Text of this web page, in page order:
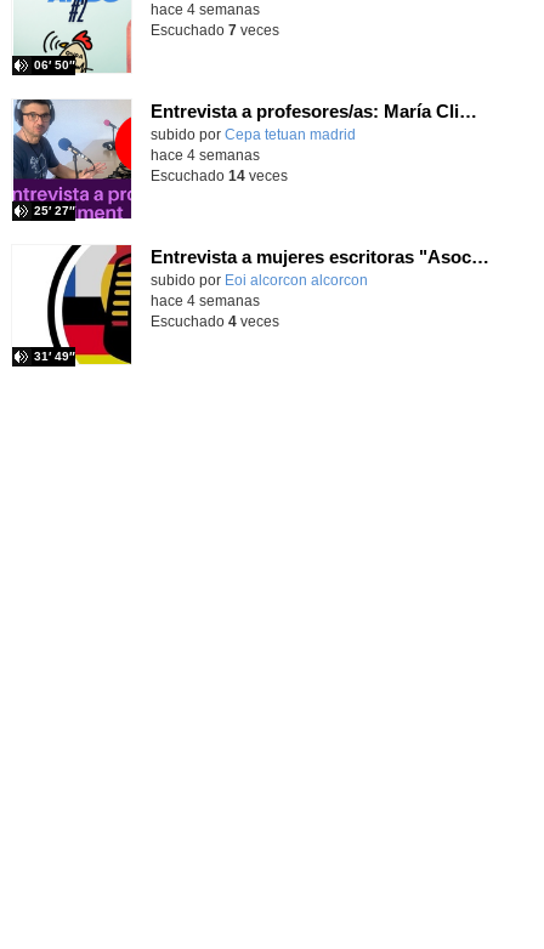
06′ 50″
hace 4 semanas
Escuchado 7veces
Entrevista a profesores/as: María Climent
subido por Cepa tetuan madrid
25′ 27″
hace 4 semanas
Escuchado 14veces
Entrevista a mujeres escritoras "Asociación Cien Miradas", de Alcorcón
subido por Eoi alcorcon alcorcon
31′ 49″
hace 4 semanas
Escuchado 4veces